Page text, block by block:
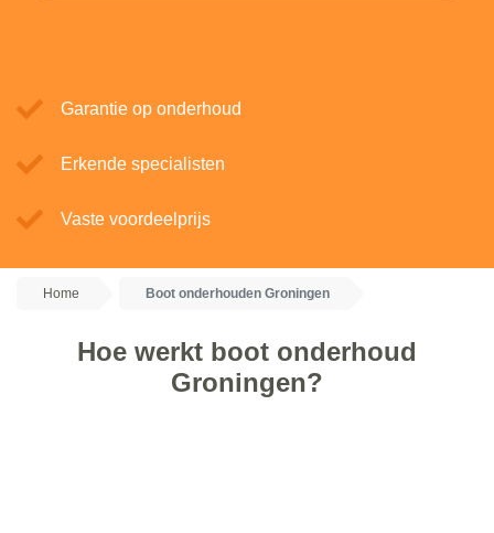
Garantie op onderhoud
Erkende specialisten
Vaste voordeelprijs
Home Boot onderhouden Groningen
Hoe werkt boot onderhoud
Groningen?